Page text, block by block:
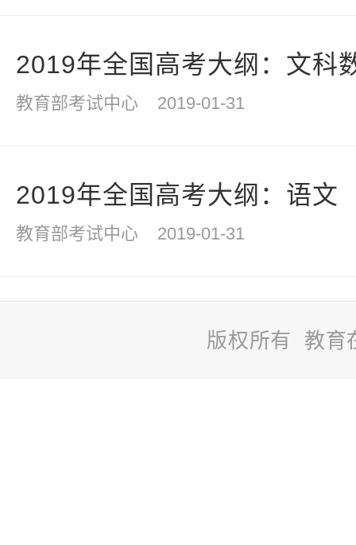
2019年全国高考大纲：文科
教育部考试中心 2019-01-31
2019年全国高考大纲：语文
教育部考试中心 2019-01-31
版权所有 教育